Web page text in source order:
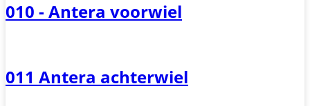
010 - Antera voorwiel
011 Antera achterwiel